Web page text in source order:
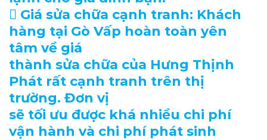
 Giá sửa chữa cạnh tranh: Khách
hàng tại Gò Vấp hoàn toàn yên
tâm về giá
thành sửa chữa của Hưng Thịnh
Phát rất cạnh tranh trên thị
trường. Đơn vị
sẽ tối ưu được khá nhiều chi phí
vận hành và chi phí phát sinh